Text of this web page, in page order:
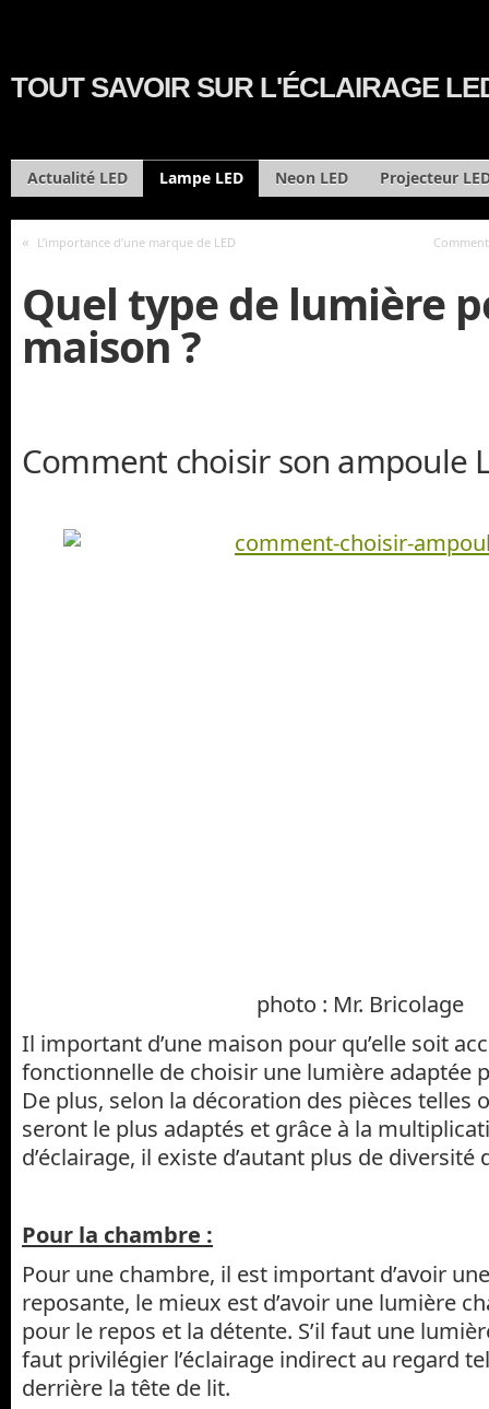
TOUT SAVOIR SUR L'ÉCLAIRAGE
Actualité LED Lampe LED Neon LED Projecteur
« L’importance d’une marque de LED
Quel type de lumière
maison ?
Comment choisir son ampoule
photo : Mr. Bricolage
Il important d’une maison pour qu’elle soit
fonctionnelle de choisir une lumière adaptée
De plus, selon la décoration des pièces telles
seront le plus adaptés et grâce à la
d’éclairage, il existe d’autant plus de diversité
Pour la chambre :
Pour une chambre, il est important d’avoir
reposante, le mieux est d’avoir une lumière
pour le repos et la détente. S’il faut une
faut privilégier l’éclairage indirect au regard
derrière la tête de lit.